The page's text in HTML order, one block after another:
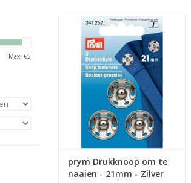
Max: €5
Prijs per pakje
Drukknoop om te naaien - 21mm
- Zilver
TOEVOEGEN AAN WINKELWAGEN
prym Drukknoop om te
naaien - 21mm - Zilver